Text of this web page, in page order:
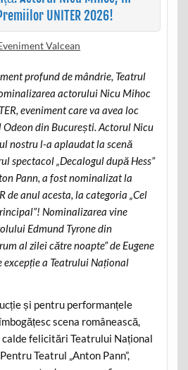
UNITER 2026!
Valcean
profund de mândrie, Teatrul
actorului Nicu Mihoc
eveniment care va avea loc
din București. Actorul Nicu
nostru l-a aplaudat la scenă
spectacol „Decalogul după Hess”
Pann, a fost nominalizat la
de anul acesta, la categoria „Cel
Nominalizarea vine
Edmund Tyrone din
al zilei către noapte” de Eugene
excepție a Teatrului Național
și pentru performanțele
scena românească,
felicitări Teatrului Național
Teatrul „Anton Pann”,